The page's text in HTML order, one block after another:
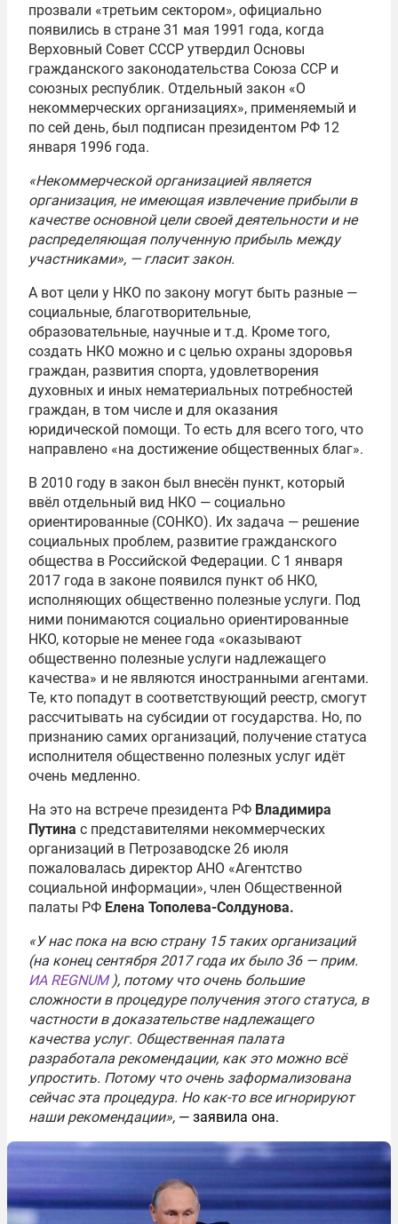
прозвали «третьим сектором», официально
появились в стране 31 мая 1991 года, когда
Верховный Совет СССР утвердил Основы
гражданского законодательства Союза ССР и
союзных республик. Отдельный закон «О
некоммерческих организациях», применяемый и
по сей день, был подписан президентом РФ 12
января 1996 года.
«Некоммерческой организацией является
организация, не имеющая извлечение прибыли в
качестве основной цели своей деятельности и не
распределяющая полученную прибыль между
участниками», — гласит закон.
А вот цели у НКО по закону могут быть разные —
социальные, благотворительные,
образовательные, научные и т.д. Кроме того,
создать НКО можно и с целью охраны здоровья
граждан, развития спорта, удовлетворения
духовных и иных нематериальных потребностей
граждан, в том числе и для оказания
юридической помощи. То есть для всего того, что
направлено «на достижение общественных благ».
В 2010 году в закон был внесён пункт, который
ввёл отдельный вид НКО — социально
ориентированные (СОНКО). Их задача — решение
социальных проблем, развитие гражданского
общества в Российской Федерации. С 1 января
2017 года в законе появился пункт об НКО,
исполняющих общественно полезные услуги. Под
ними понимаются социально ориентированные
НКО, которые не менее года «оказывают
общественно полезные услуги надлежащего
качества» и не являются иностранными агентами.
Те, кто попадут в соответствующий реестр, смогут
рассчитывать на субсидии от государства. Но, по
признанию самих организаций, получение статуса
исполнителя общественно полезных услуг идёт
очень медленно.
На это на встрече президента РФ Владимира
Путина с представителями некоммерческих
организаций в Петрозаводске 26 июля
пожаловалась директор АНО «Агентство
социальной информации», член Общественной
палаты РФ Елена Тополева-Солдунова.
«У нас пока на всю страну 15 таких организаций
(на конец сентября 2017 года их было 36 — прим.
ИА REGNUM), потому что очень большие
сложности в процедуре получения этого статуса, в
частности в доказательстве надлежащего
качества услуг. Общественная палата
разработала рекомендации, как это можно всё
упростить. Потому что очень заформализована
сейчас эта процедура. Но как-то все игнорируют
наши рекомендации», — заявила она.